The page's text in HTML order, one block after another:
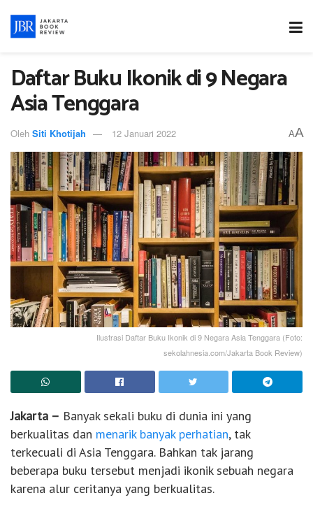
Daftar Buku Ikonik di 9 Negara
Asia Tenggara
Oleh Siti Khotijah 12 Januari 2022 AA
Ilustrasi Daftar Buku Ikonik di 9 Negara Asia Tenggara (Foto:
sekolahnesia.com/Jakarta Book Review)
Jakarta – Banyak sekali buku di dunia ini yang
berkualitas dan menarik banyak perhatian, tak
terkecuali di Asia Tenggara. Bahkan tak jarang
beberapa buku tersebut menjadi ikonik sebuah negara
karena alur ceritanya yang berkualitas.